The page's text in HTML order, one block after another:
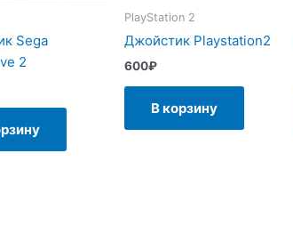
Sega
2
PlayStation 2
Джойстик Playstation2
600₽
В корзину